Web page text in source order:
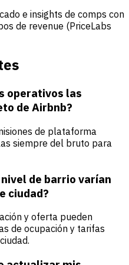
e insights de comps con
de revenue (PriceLabs
operativos las
de Airbnb?
de plataforma
siempre del bruto para
de barrio varían
ciudad?
y oferta pueden
de ocupación y tarifas